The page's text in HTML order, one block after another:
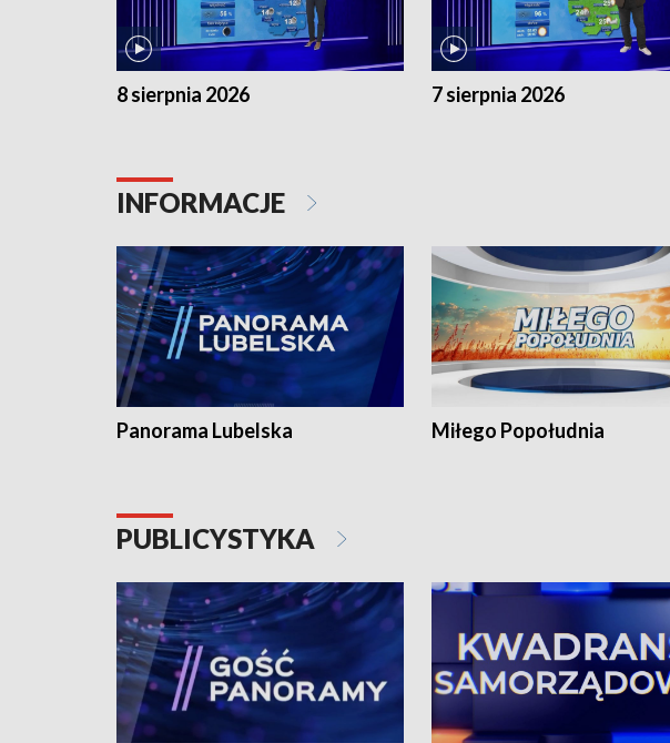
8 sierpnia 2026 7 sierpnia 2026
INFORMACJE
Panorama Lubelska Miłego Popołudnia
PUBLICYSTYKA